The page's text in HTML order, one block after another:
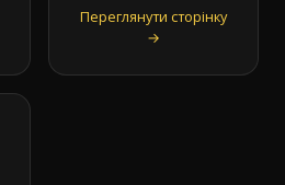
Переглянути сторінку
→